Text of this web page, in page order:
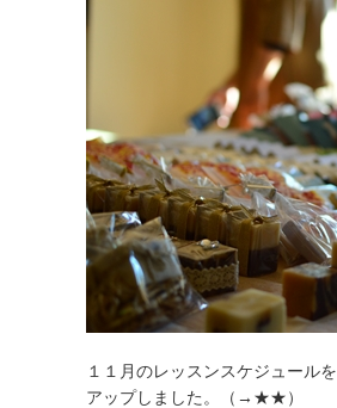
１１月のレッスンスケジュールを
アップしました。（→ ★★ ）